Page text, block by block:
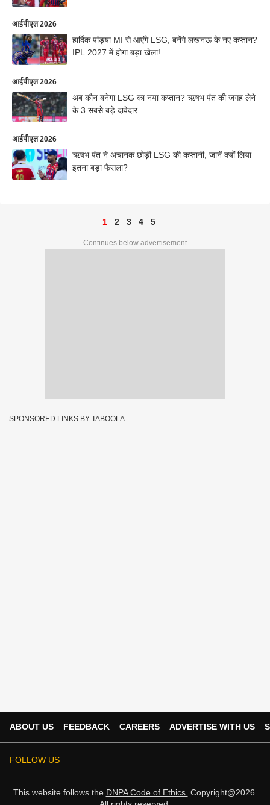
आईपीएल 2026
हार्दिक पांड्या MI से आएंगे LSG, बनेंगे लखनऊ के नए कप्तान?
IPL 2027 में होगा बड़ा खेला!
आईपीएल 2026
अब कौन बनेगा LSG का नया कप्तान? ऋषभ पंत की जगह लेने
के 3 सबसे बड़े दावेदार
आईपीएल 2026
ऋषभ पंत ने अचानक छोड़ी LSG की कप्तानी, जानें क्यों लिया
इतना बड़ा फैसला?
1 2 3 4 5
Continues below advertisement
SPONSORED LINKS BY TABOOLA
ABOUT US FEEDBACK CAREERS ADVERTISE WITH US
FOLLOW US
This website follows the DNPA Code of Ethics. Copyright@2026.